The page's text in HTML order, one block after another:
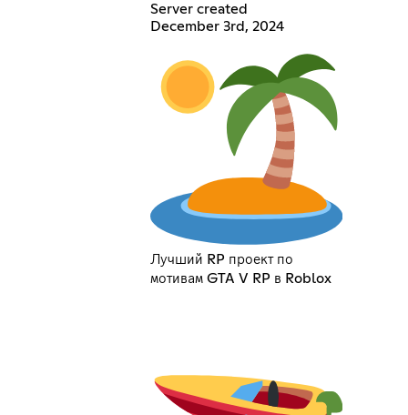
Server created
December 3rd, 2024
Лучший RP проект по
мотивам GTA V RP в Roblox